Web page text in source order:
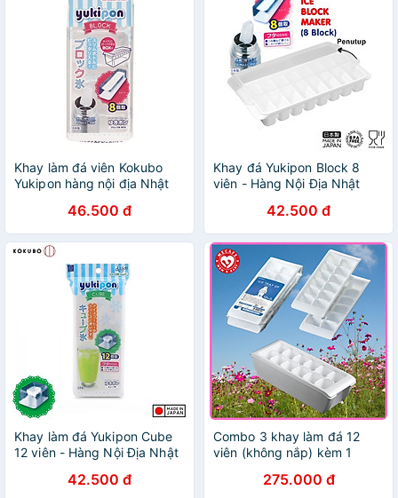
Khay làm đá viên Kokubo
Yukipon hàng nội địa Nhật
46.500 đ
Khay đá Yukipon Block 8
viên - Hàng Nội Địa Nhật
42.500 đ
Khay làm đá Yukipon Cube
12 viên - Hàng Nội Địa Nhật
42.500 đ
Combo 3 khay làm đá 12
viên (không nắp) kèm 1
10x15cm275.000 đ